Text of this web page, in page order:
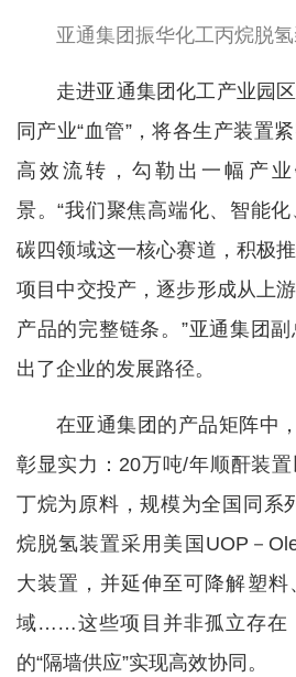
亚通集团振华化工丙烷脱氢
走进亚通集团化工产业园
同产业“血管”，将各生产装置
高效流转，勾勒出一幅产
景。“我们聚焦高端化、智能
碳四领域这一核心赛道，积极
项目中交投产，逐步形成从上
产品的完整链条。”亚通集团
出了企业的发展路径。
在亚通集团的产品矩阵中
彰显实力：20万吨/年顺酐装
丁烷为原料，规模为全国同系
烷脱氢装置采用美国UOP－
大装置，并延伸至可降解塑
域……这些项目并非孤立存在
的“隔墙供应”实现高效协同。